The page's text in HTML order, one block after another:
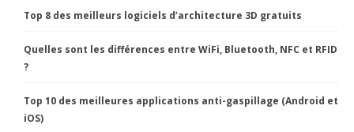
Top 8 des meilleurs logiciels d’architecture 3D gratuits
Quelles sont les différences entre WiFi, Bluetooth, NFC et RFID
?
Top 10 des meilleures applications anti-gaspillage (Android et
iOS)